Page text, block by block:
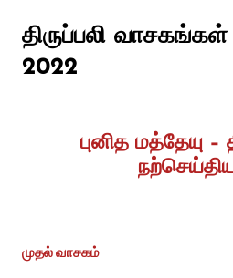
திருப்பலி
2022
புனித மத்தேயு –
முதல் வாசகம்